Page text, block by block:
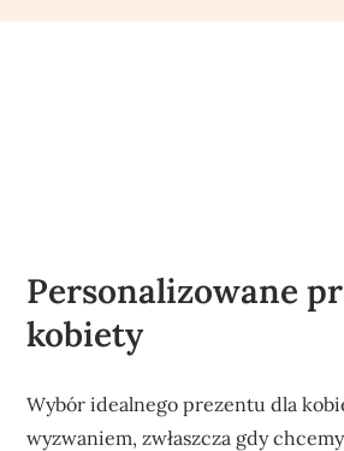
Personalizowane
kobiety
Wybór idealnego prezentu dla
wyzwaniem, zwłaszcza gdy